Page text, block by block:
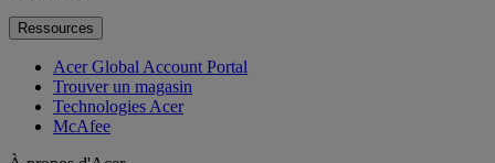
Ressources
Acer Global Account Portal
Trouver un magasin
Technologies Acer
McAfee